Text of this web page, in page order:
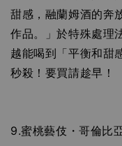
甜感，融蘭姆酒的奔
作品。」於特殊處理
越能喝到「平衡和甜
秒殺！要買請趁早！
9.蜜桃藝伎・哥倫比